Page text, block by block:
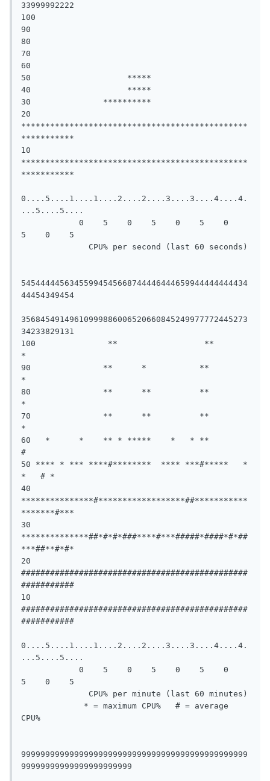
33999992222
100
90
80
70
60
50                    *****
40                    *****
30               **********
20
***********************************************
***********
10
***********************************************
***********
0....5....1....1....2....2....3....3....4....4.
...5....5....
5    0    5
54544444563455994545668744446444659944444444434
44454349454
35684549149610999886006520660845249977772445273
34233829131
100               **                  **
*
90               **      *           **
*
80               **      **          **
*
70               **      **          **
*
60   *      *    ** * *****    *   * **
#
50 **** * *** ****#********  **** ***#*****   *
*   # *
40
***************#******************##***********
*******#***
30
**************##*#*#*###****#***#####*####*#*##
***##**#*#*
20
###############################################
###########
10
###############################################
###########
0....5....1....1....2....2....3....3....4....4.
...5....5....
5    0    5
CPU%
99999999999999999999999999999999999999999999999
99999999999999999999999